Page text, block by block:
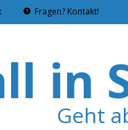
Fragen? Kontakt!
in
Geht